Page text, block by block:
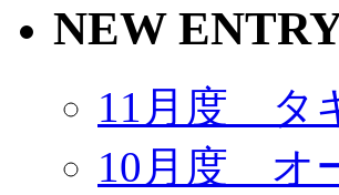
NEW
11月度 タ
10月度 オ